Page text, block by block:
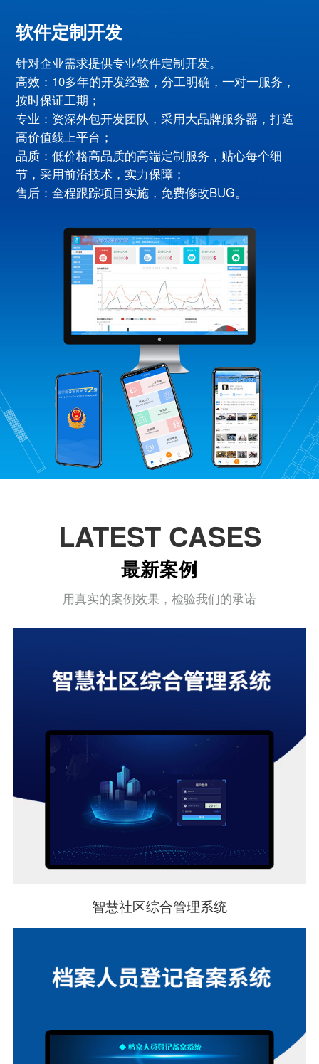
软件定制开发
针对企业需求提供专业软件定制开发。
高效：10多年的开发经验，分工明确，一对一服务，
按时保证工期；
专业：资深外包开发团队，采用大品牌服务器，打造
高价值线上平台；
品质：低价格高品质的高端定制服务，贴心每个细
节，采用前沿技术，实力保障；
售后：全程跟踪项目实施，免费修改BUG。
LATEST CASES
最新案例
用真实的案例效果，检验我们的承诺
智慧社区综合管理系统